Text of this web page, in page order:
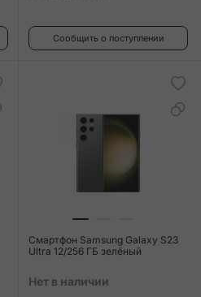
Сообщить о поступлении
Смартфон Samsung Galaxy S23
Ultra 12/256 ГБ зелёный
Нет в наличии